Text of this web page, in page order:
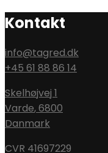
Kontakt
info@tagred.dk
+45 61 88 86 14
Skelhøjvej 1
Varde,6800
Danmark
CVR 41697229